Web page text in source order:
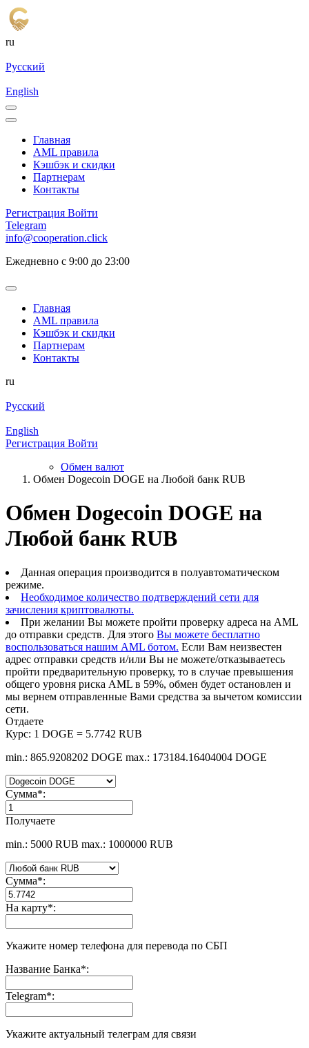
ru
Русский
English
Главная
AML правила
Кэшбэк и cкидки
Партнерам
Контакты
Регистрация Войти
Telegram
info@cooperation.click
Ежедневно с 9:00 до 23:00
Главная
AML правила
Кэшбэк и cкидки
Партнерам
Контакты
ru
Русский
English
Регистрация Войти
Обмен валют
Обмен Dogecoin DOGE на Любой банк RUB
Обмен Dogecoin DOGE на
Любой банк RUB
Данная операция производится в полуавтоматическом
режиме.
Необходимое количество подтверждений сети для
зачисления криптовалюты.
При желании Вы можете пройти проверку адреса на AML
до отправки средств. Для этого Вы можете бесплатно
воспользоваться нашим AML ботом. Если Вам неизвестен
адрес отправки средств и/или Вы не можете/отказываетесь
пройти предварительную проверку, то в случае превышения
общего уровня риска AML в 59%, обмен будет остановлен и
мы вернем отправленные Вами средства за вычетом комиссии
сети.
Отдаете
Курс: 1 DOGE = 5.7742 RUB
min.: 865.9208202 DOGE max.: 173184.16404004 DOGE
Сумма*:
Получаете
min.: 5000 RUB max.: 1000000 RUB
Сумма*:
На карту*:
Укажите номер телефона для перевода по СБП
Название Банка*:
Telegram*:
Укажите актуальный телеграм для связи